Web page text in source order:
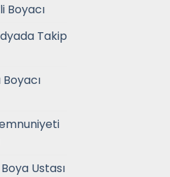
Boyacı
Takip
Ustası